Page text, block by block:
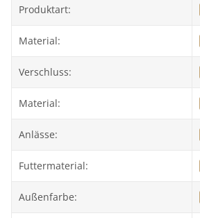
Produktart:
Material:
Verschluss:
Material:
Anlässe:
Futtermaterial:
Außenfarbe: